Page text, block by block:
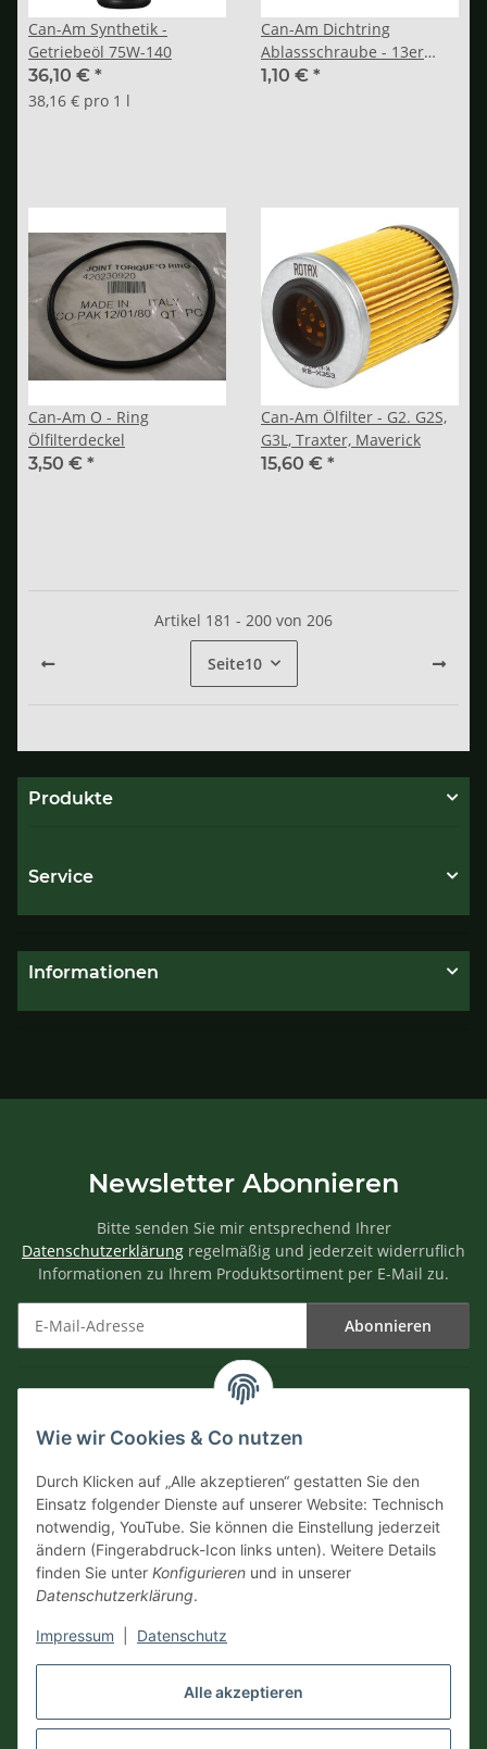
Alle akzeptieren
Wie wir Cookies & Co nutzen
Durch Klicken auf „Alle akzeptieren“ gestatten Sie den
Einsatz folgender Dienste auf unserer Website: Technisch
notwendig, YouTube. Sie können die Einstellung jederzeit
ändern (Fingerabdruck-Icon links unten). Weitere Details
finden Sie unter Konfigurieren und in unserer
Datenschutzerklärung.
Impressum Datenschutz
Can-Am Synthetik -
Getriebeöl 75W-140
36,10 € *
38,16 € pro 1 l
Can-Am Dichtring
Ablassschraube - 13er
Schlüsselweite
1,10 € *
Can-Am O - Ring
Ölfilterdeckel
3,50 € *
Can-Am Ölfilter - G2. G2S,
G3L, Traxter, Maverick
15,60 € *
Artikel 181 - 200 von 206
Seite10
Produkte
Service
Informationen
Newsletter Abonnieren
Bitte senden Sie mir entsprechend Ihrer
Datenschutzerklärung regelmäßig und jederzeit widerruflich
Informationen zu Ihrem Produktsortiment per E-Mail zu.
Abonnieren
Zahlungsarten
Vertrag widerrufen